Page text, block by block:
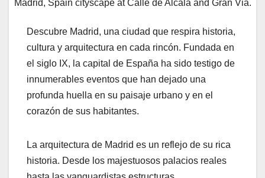
Madrid, Spain cityscape at Calle de Alcala and Gran Via.
Descubre Madrid, una ciudad que respira historia,
cultura y arquitectura en cada rincón. Fundada en
el siglo IX, la capital de España ha sido testigo de
innumerables eventos que han dejado una
profunda huella en su paisaje urbano y en el
corazón de sus habitantes.
La arquitectura de Madrid es un reflejo de su rica
historia. Desde los majestuosos palacios reales